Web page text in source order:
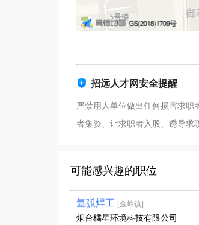
招远人才网安全提醒
严禁用人单位做出任何损害求
者集资、让求职者入股、诱导求
可能感兴趣的职位
氩弧焊工 [金岭镇]
烟台橘星环境科技有限公司